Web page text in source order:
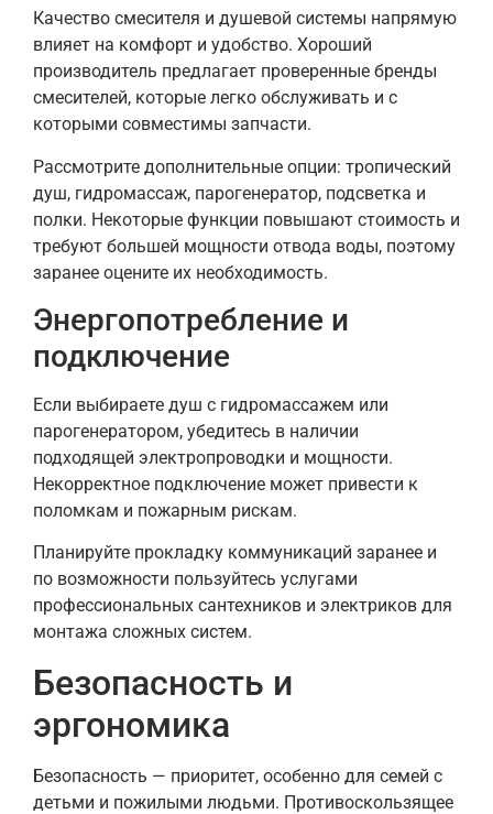
Качество смесителя и душевой системы напрямую
влияет на комфорт и удобство. Хороший
производитель предлагает проверенные бренды
смесителей, которые легко обслуживать и с
которыми совместимы запчасти.
Рассмотрите дополнительные опции: тропический
душ, гидромассаж, парогенератор, подсветка и
полки. Некоторые функции повышают стоимость и
требуют большей мощности отвода воды, поэтому
заранее оцените их необходимость.
Энергопотребление и
подключение
Если выбираете душ с гидромассажем или
парогенератором, убедитесь в наличии
подходящей электропроводки и мощности.
Некорректное подключение может привести к
поломкам и пожарным рискам.
Планируйте прокладку коммуникаций заранее и
по возможности пользуйтесь услугами
профессиональных сантехников и электриков для
монтажа сложных систем.
Безопасность и
эргономика
Безопасность — приоритет, особенно для семей с
детьми и пожилыми людьми. Противоскользящее